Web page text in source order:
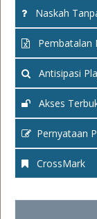
Naskah
Pembatalan
Antisipasi
Akses
Pernyataan
CrossMark